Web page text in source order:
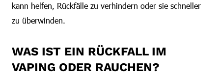
kann helfen, Rückfälle zu verhindern oder sie schneller
zu überwinden.
WAS IST EIN RÜCKFALL IM
VAPING ODER RAUCHEN?